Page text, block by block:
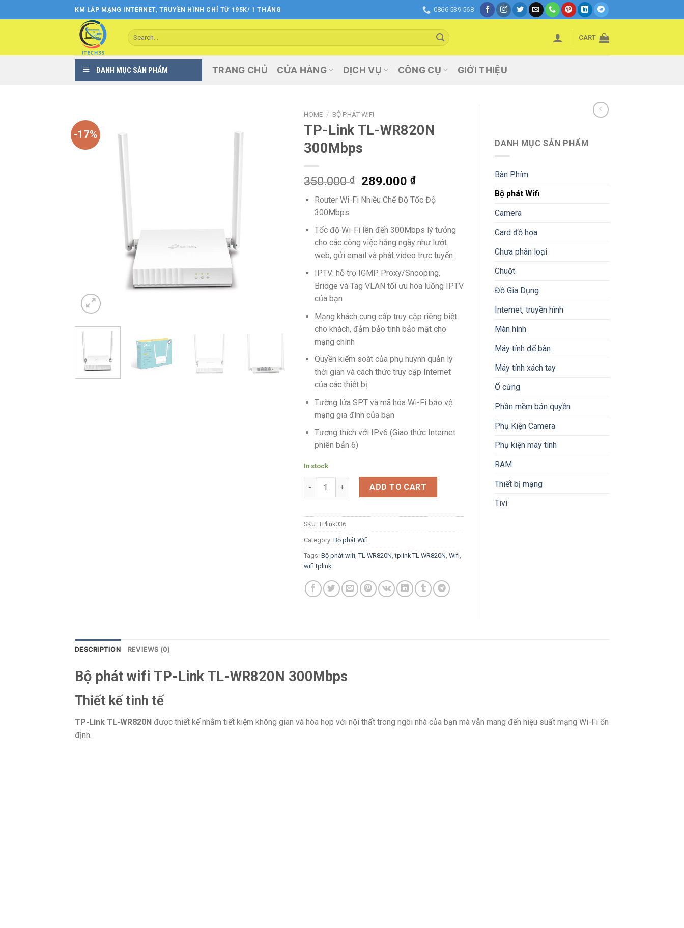
to
KM LẮP MẠNG INTERNET, TRUYỀN HÌNH CHỈ TỪ 195K/ 1 THÁNG 0866 539 568
Search
for:
CART
DANH MỤC SẢN PHẨM TRANG CHỦ CỬA HÀNG DỊCH VỤ CÔNG CỤ GIỚI THIỆU
-17%
HOME / BỘ PHÁT WIFI
TP-Link TL-WR820N
300Mbps
350.000₫
Original
price
was:
289.000₫Current
price
is:
Router Wi-Fi Nhiều Chế Độ Tốc Độ
300Mbps
Tốc độ Wi-Fi lên đến 300Mbps lý tưởng
cho các công việc hằng ngày như lướt
web, gửi email và phát video trực tuyến
IPTV: hỗ trợ IGMP Proxy/Snooping,
Bridge và Tag VLAN tối ưu hóa luồng IPTV
của bạn
Mạng khách cung cấp truy cập riêng biệt
cho khách, đảm bảo tính bảo mật cho
mạng chính
Quyền kiểm soát của phụ huynh quản lý
thời gian và cách thức truy cập Internet
của các thiết bị
Tường lửa SPT và mã hóa Wi-Fi bảo vệ
mạng gia đình của bạn
Tương thích với IPv6 (Giao thức Internet
phiên bản 6)
In stock
TP-Link TL-WR820N 300Mbps quantity
ADD TO CART
SKU: TPlink036
Category: Bộ phát Wifi
Tags: Bộ phát wifi TL WR820N ,tplink TL WR820N Wifi
wifi tplink
DANH MỤC SẢN PHẨM
Bàn Phím
Bộ phát Wifi
Camera
Card đồ họa
Chưa phân loại
Chuột
Đồ Gia Dụng
Internet, truyền hình
Màn hình
Máy tính để bàn
Máy tính xách tay
Ổ cứng
Phần mềm bản quyền
Phụ Kiện Camera
Phụ kiện máy tính
RAM
Thiết bị mạng
Tivi
DESCRIPTION REVIEWS (0)
Bộ phát wifi TP-Link TL-WR820N 300Mbps
Thiết kế tinh tế
TP-Link TL-WR820N được thiết kế nhằm tiết kiệm không gian và hòa hợp với nội thất trong ngôi nhà của bạn mà vẫn mang đến hiệu suất mạng Wi-Fi ổn
định.